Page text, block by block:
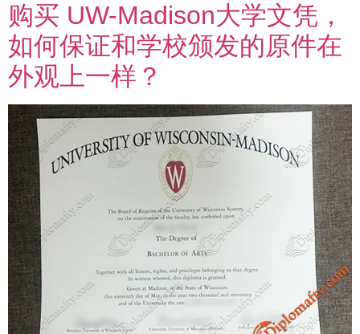
购买 UW-Madison大学文凭，
如何保证和学校颁发的原件在
外观上一样？